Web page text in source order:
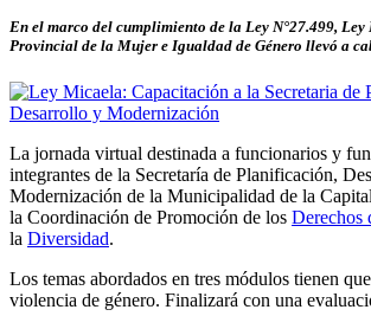
En el marco del cumplimiento de la Ley N°27.499,
Provincial de la Mujer e Igualdad de Género llevó a
La jornada virtual destinada a funcionarios y
integrantes de la Secretaría de Planificación,
Modernización de la Municipalidad de la
la Coordinación de Promoción de los Derechos
la Diversidad.
Los temas abordados en tres módulos tienen
violencia de género. Finalizará con una